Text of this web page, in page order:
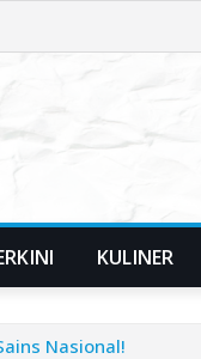
KULINER
Nasional!